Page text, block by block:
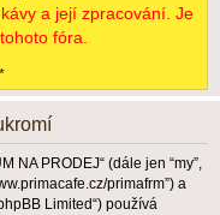
a její zpracování. Je
fóra.
NA PRODEJ“ (dále jen “my”,
primafrm”) a
Limited“) používá